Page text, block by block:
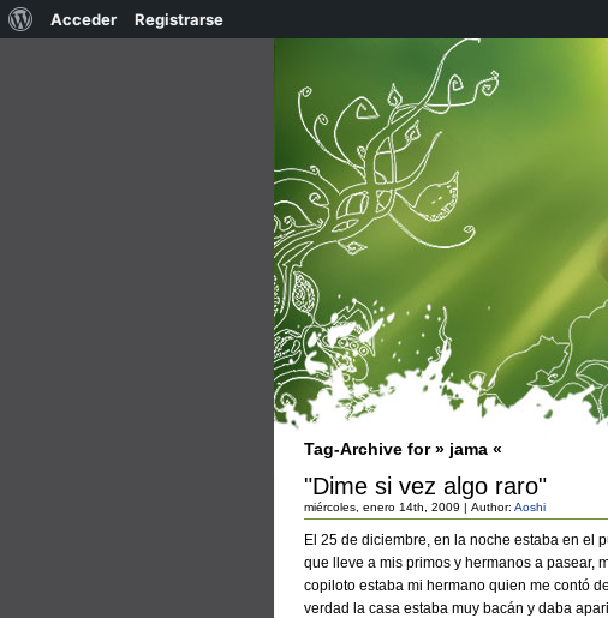
Tag-Archive for » jama «
"Dime si vez algo raro"
miércoles, enero 14th, 2009 | Author: Aoshi
El 25 de diciembre, en la noche estaba en el
que lleve a mis primos y hermanos a pasear,
copiloto estaba mi hermano quien me contó
verdad la casa estaba muy bacán y daba
Acerca
Acceder Registrarse